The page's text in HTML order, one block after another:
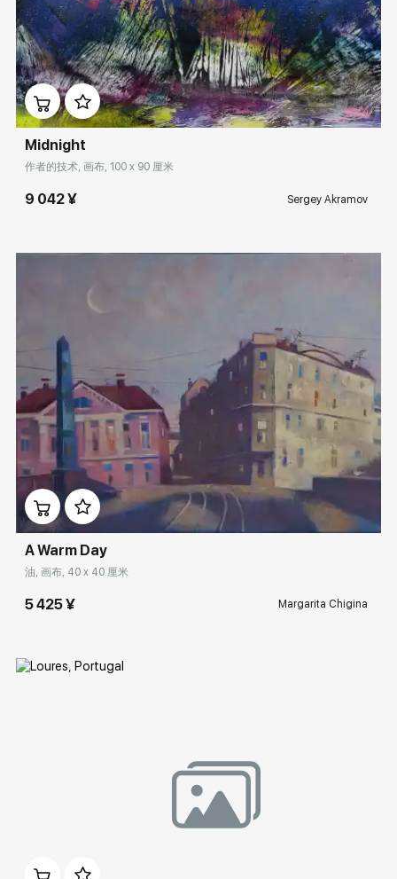
Домен: rakovgallery.cn
Midnight
作者的技术, 画布, 100 x 90 厘米
9 042 ¥ Sergey Akramov
Домен: rakovgallery.cn
A Warm Day
油, 画布, 40 x 40 厘米
5 425 ¥ Margarita Chigina